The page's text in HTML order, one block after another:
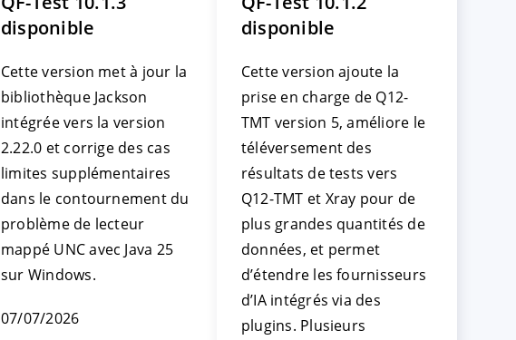
disponible
Cette version met à jour la
bibliothèque Jackson
intégrée vers la version
2.22.0 et corrige des cas
limites supplémentaires
dans le contournement du
problème de lecteur
mappé UNC avec Java 25
sur Windows.
07/07/2026
disponible
Cette version ajoute la
prise en charge de Q12-
TMT version 5, améliore le
téléversement des
résultats de tests vers
Q12-TMT et Xray pour de
plus grandes quantités de
données, et permet
d’étendre les fournisseurs
d’IA intégrés via des
plugins. Plusieurs